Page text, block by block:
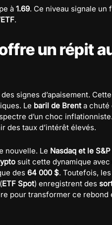
à 1.69. Ce niveau signale un
.
un répit
signes d’apaisement.
Le baril de Brenta chuté
d’un choc
des taux d’intérêt élevés.
nouvelle. Le Nasdaq et le
suit cette dynamique
des 64 000 $. Toutefois,
ETF Spot) enregistrent des
pour transformer ce rebond